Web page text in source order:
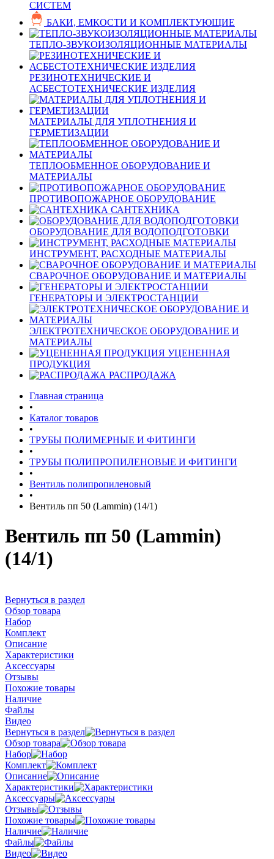
СИСТЕМ
БАКИ, ЕМКОСТИ И КОМПЛЕКТУЮЩИЕ
ТЕПЛО-ЗВУКОИЗОЛЯЦИОННЫЕ МАТЕРИАЛЫ
РЕЗИНОТЕХНИЧЕСКИЕ И
АСБЕСТОТЕХНИЧЕСКИЕ ИЗДЕЛИЯ
МАТЕРИАЛЫ ДЛЯ УПЛОТНЕНИЯ И
ГЕРМЕТИЗАЦИИ
ТЕПЛООБМЕННОЕ ОБОРУДОВАНИЕ И
МАТЕРИАЛЫ
ПРОТИВОПОЖАРНОЕ ОБОРУДОВАНИЕ
САНТЕХНИКА
ОБОРУДОВАНИЕ ДЛЯ ВОДОПОДГОТОВКИ
ИНСТРУМЕНТ, РАСХОДНЫЕ МАТЕРИАЛЫ
СВАРОЧНОЕ ОБОРУДОВАНИЕ И МАТЕРИАЛЫ
ГЕНЕРАТОРЫ И ЭЛЕКТРОСТАНЦИИ
ЭЛЕКТРОТЕХНИЧЕСКОЕ ОБОРУДОВАНИЕ И
МАТЕРИАЛЫ
УЦЕНЕННАЯ
ПРОДУКЦИЯ
РАСПРОДАЖА
Главная страница
•
Каталог товаров
•
ТРУБЫ ПОЛИМЕРНЫЕ И ФИТИНГИ
•
ТРУБЫ ПОЛИПРОПИЛЕНОВЫЕ И ФИТИНГИ
•
Вентиль полипропиленовый
•
Вентиль пп 50 (Lammin) (14/1)
Вентиль пп 50 (Lammin)
(14/1)
Вернуться в раздел
Обзор товара
Набор
Комплект
Описание
Характеристики
Аксессуары
Отзывы
Похожие товары
Наличие
Файлы
Видео
Вернуться в раздел
Обзор товара
Набор
Комплект
Описание
Характеристики
Аксессуары
Отзывы
Похожие товары
Наличие
Файлы
Видео